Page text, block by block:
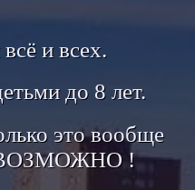
и всех.
до 8 лет.
это вообще
ВОЗМОЖНО !